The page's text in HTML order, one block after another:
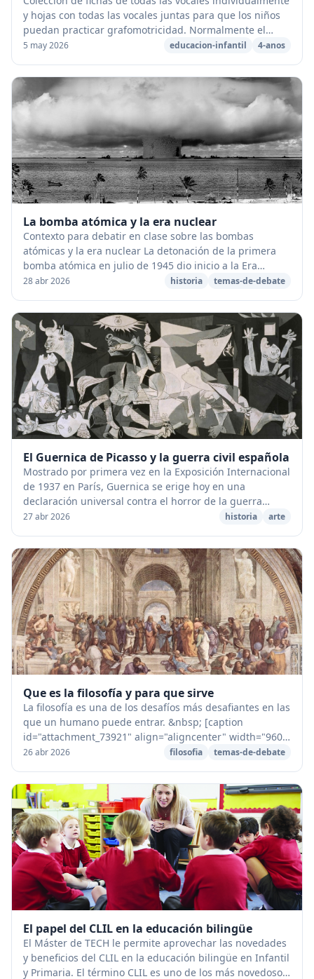
y hojas con todas las vocales juntas para que los niños
puedan practicar grafomotricidad. Normalmente el
orden de aprendizaje que suelen llevar...
5 may 2026 educacion-infantil 4-anos
La bomba atómica y la era nuclear
Contexto para debatir en clase sobre las bombas
atómicas y la era nuclear La detonación de la primera
bomba atómica en julio de 1945 dio inicio a la Era
Atómica , una época en la que el miedo a un ata...
28 abr 2026 historia temas-de-debate
El Guernica de Picasso y la guerra civil española
Mostrado por primera vez en la Exposición Internacional
de 1937 en París, Guernica se erige hoy en una
declaración universal contra el horror de la guerra
moderna. La pintura fue la respuesta del arti...
27 abr 2026 historia arte
Que es la filosofía y para que sirve
La filosofía es una de los desafíos más desafiantes en las
que un humano puede entrar. &nbsp; [caption
id="attachment_73921" align="aligncenter" width="960"]
Escuela de Atenas[/caption] ¿Por qué hacer...
26 abr 2026 filosofia temas-de-debate
El papel del CLIL en la educación bilingüe
El Máster de TECH le permite aprovechar las novedades
y beneficios del CLIL en la educación bilingüe en Infantil
y Primaria. El término CLIL es uno de los más novedosos